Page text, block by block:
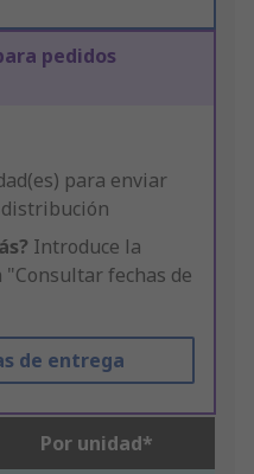
pedidos
para enviar
Introduce la
"Consultar fechas de
de entrega
Por unidad*